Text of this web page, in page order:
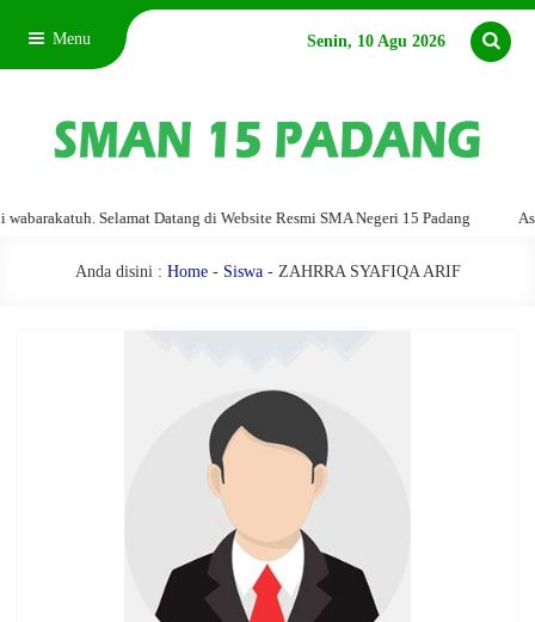
Menu Senin, 10 Agu 2026
Selamat Datang di Website Resmi SMA Negeri 15 Padang
Anda disini : Home- Siswa- ZAHRRA SYAFIQA ARIF